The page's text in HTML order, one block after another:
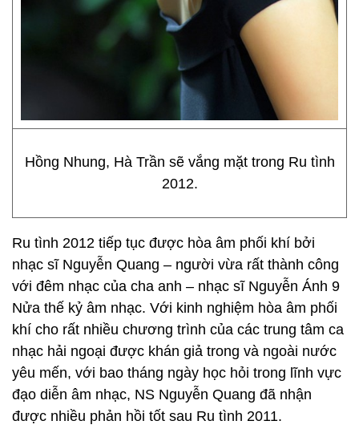
Hồng Nhung, Hà Trần sẽ vắng mặt trong Ru tình
2012.
Ru tình 2012 tiếp tục được hòa âm phối khí bởi
nhạc sĩ Nguyễn Quang – người vừa rất thành công
với đêm nhạc của cha anh – nhạc sĩ Nguyễn Ánh 9
Nửa thế kỷ âm nhạc. Với kinh nghiệm hòa âm phối
khí cho rất nhiều chương trình của các trung tâm ca
nhạc hải ngoại được khán giả trong và ngoài nước
yêu mến, với bao tháng ngày học hỏi trong lĩnh vực
đạo diễn âm nhạc, NS Nguyễn Quang đã nhận
được nhiều phản hồi tốt sau Ru tình 2011.